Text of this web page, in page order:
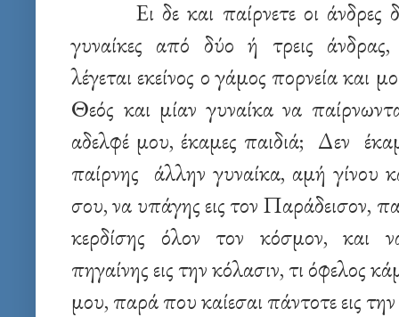
Ει δε και παίρνετε οι
γυναίκες από δύο ή τρεις άνδρας,
λέγεται εκείνος ο γάμος πορνεία
Θεός και μίαν γυναίκα να
αδελφέ μου, έκαμες παιδιά; Δεν
παίρνης άλλην γυναίκα, αμή γίνου
σου, να υπάγης εις τον Παράδεισον,
κερδίσης όλον τον κόσμον, και
πηγαίνης εις την κόλασιν, τι όφελος
μου, παρά που καίεσαι πάντοτε εις